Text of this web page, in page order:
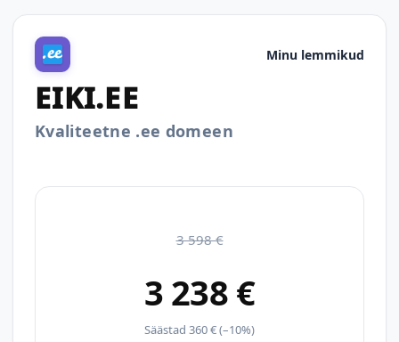
Minu lemmikud
EIKI.EE
Kvaliteetne .ee domeen
3 598 €
3 238 €
Säästad 360 € (–10%)